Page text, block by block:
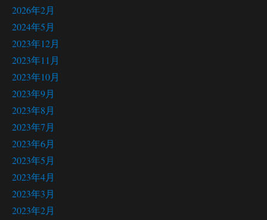
2026年2月
2024年5月
2023年12月
2023年11月
2023年10月
2023年9月
2023年8月
2023年7月
2023年6月
2023年5月
2023年4月
2023年3月
2023年2月